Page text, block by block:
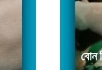
বোন